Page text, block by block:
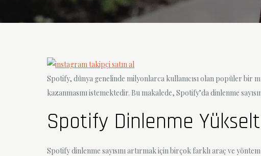
Spotify, dünya genelinde milyonlarca kullanıcısı olan popüler bir
kazanmasını istemektedir. Bu makalede, Spotify’da dinlenme
Spotify Dinlenme
Spotify dinlenme sayısını artırmak için birçok farklı araç ve